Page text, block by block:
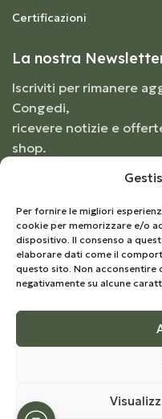
Per fornire le migliori
cookie per memorizzare e/o
dispositivo. Il consenso a
elaborare dati come il
questo sito. Non acconsentire
negativamente su alcune
Certificazioni
La nostra
Iscriviti per rimanere
Congedi,
ricevere notizie e
shop.
© 2026Frantoio